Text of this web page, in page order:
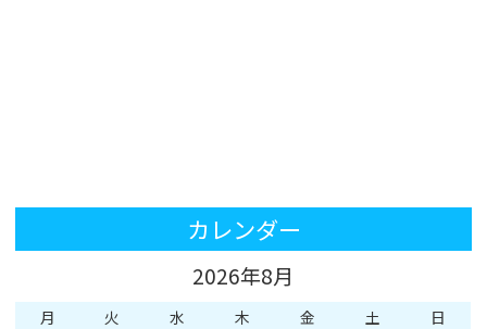
カレンダー
2026年8月
月 火 水 木 金 土 日